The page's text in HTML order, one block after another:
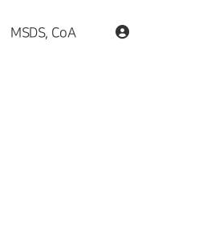
MSDS, CoA